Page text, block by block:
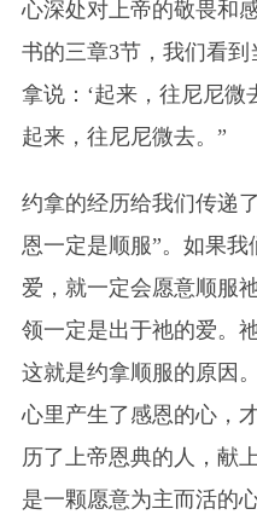
心深处对上帝的敬畏和
书的三章3节，我们看
拿说：‘起来，往尼尼微
起来，往尼尼微去。”
约拿的经历给我们传递
恩一定是顺服”。如果
爱，就一定会愿意顺服
领一定是出于祂的爱。
这就是约拿顺服的原因
心里产生了感恩的心，
历了上帝恩典的人，献
是一颗愿意为主而活的心